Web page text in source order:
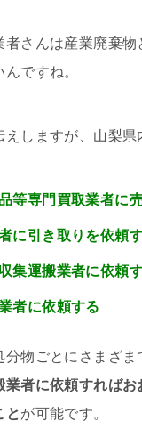
者さんは産業廃棄
ですね。
えしますが、山梨
等専門買取業者に
に引き取りを依頼
集運搬業者に依頼
者に依頼する
物ごとにさまざま
業者に依頼すれば
とが可能です。